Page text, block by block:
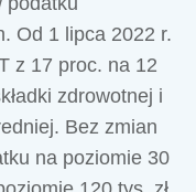
Od 1 lipca 2022 r.
z 17 proc. na 12
zdrowotnej i
Bez zmian
na poziomie 30